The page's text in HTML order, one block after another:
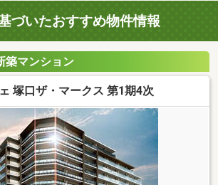
づいたおすすめ物件情報
築マンション
塚口ザ・マークス 第1期4次